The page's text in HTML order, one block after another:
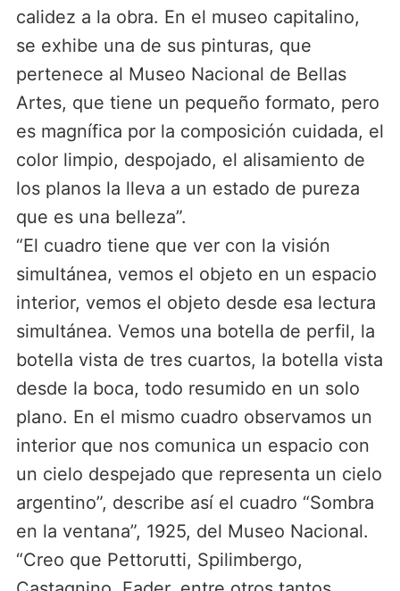
calidez a la obra. En el museo capitalino,
se exhibe una de sus pinturas, que
pertenece al Museo Nacional de Bellas
Artes, que tiene un pequeño formato, pero
es magnífica por la composición cuidada, el
color limpio, despojado, el alisamiento de
los planos la lleva a un estado de pureza
que es una belleza”.
“El cuadro tiene que ver con la visión
simultánea, vemos el objeto en un espacio
interior, vemos el objeto desde esa lectura
simultánea. Vemos una botella de perfil, la
botella vista de tres cuartos, la botella vista
desde la boca, todo resumido en un solo
plano. En el mismo cuadro observamos un
interior que nos comunica un espacio con
un cielo despejado que representa un cielo
argentino”, describe así el cuadro “Sombra
en la ventana”, 1925, del Museo Nacional.
“Creo que Pettorutti, Spilimbergo,